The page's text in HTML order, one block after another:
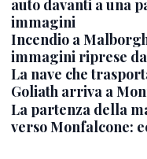
auto davanti a una
immagini
Incendio a
immagini riprese
La nave che
Goliath arriva a
La partenza della
verso Monfalcone: